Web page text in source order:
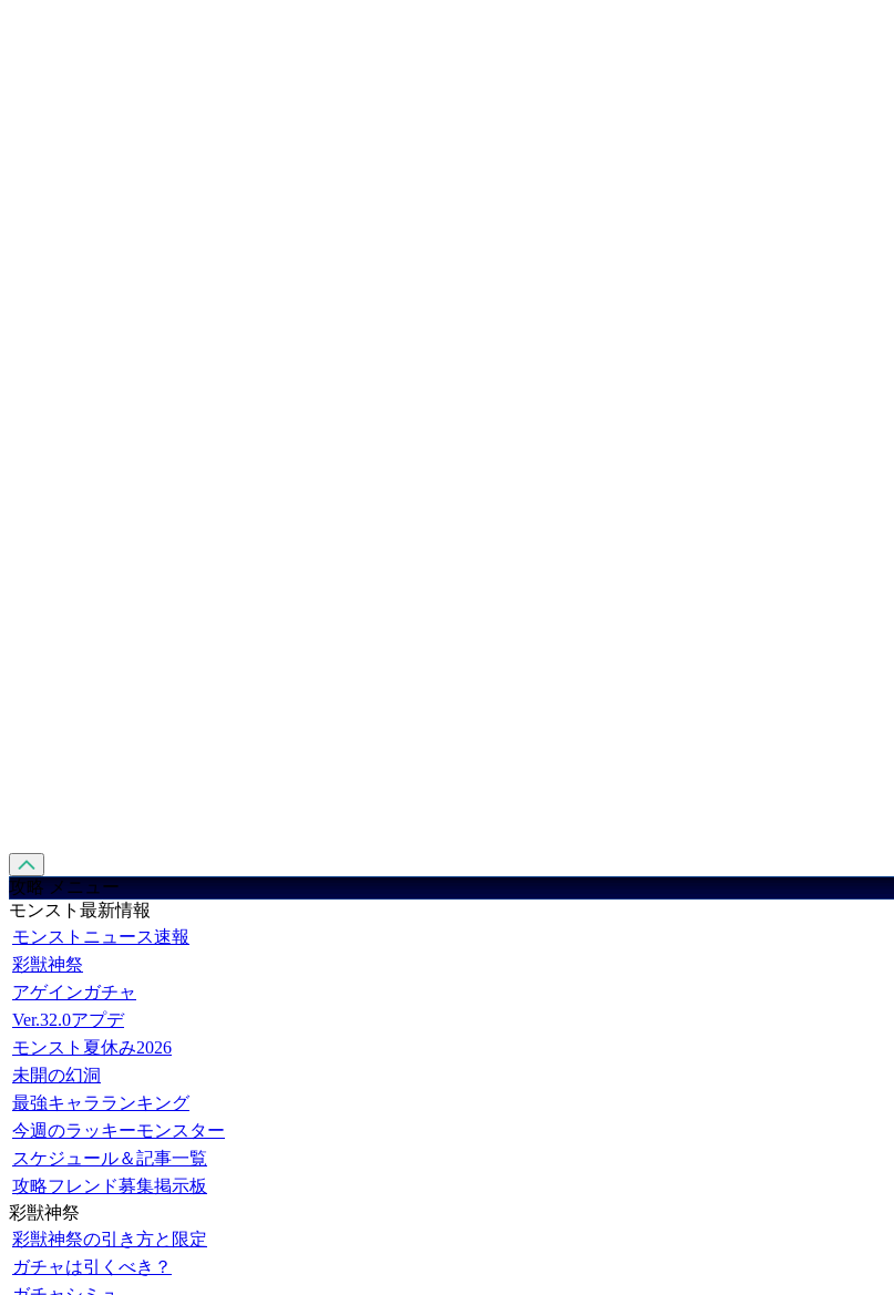
攻略 メニュー
モンスト最新情報
モンストニュース速報
彩獣神祭
アゲインガチャ
Ver.32.0アプデ
モンスト夏休み2026
未開の幻洞
最強キャラランキング
今週のラッキーモンスター
スケジュール＆記事一覧
攻略フレンド募集掲示板
彩獣神祭
彩獣神祭の引き方と限定
ガチャは引くべき？